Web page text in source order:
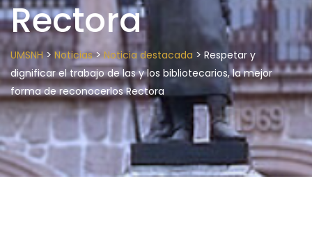
Rectora
UMSNH> Noticias>Noticia destacada > Respetar y
dignificar el trabajo de las y los bibliotecarios, la mejor
forma de reconocerlos Rectora